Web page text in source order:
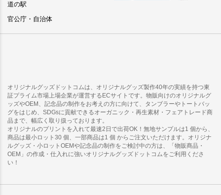
道の駅
官公庁・自治体
オリジナルグッズドットコムは、オリジナルグッズ製作40年の実績を持つ東
証プライム市場上場企業が運営するECサイトです。物販向けのオリジナルグ
ッズやOEM、記念品の制作をお考えの方に向けて、タンブラーやトートバッ
グをはじめ、SDGsに貢献できるオーガニック・再生素材・フェアトレード商
品まで、幅広く取り扱っております。
オリジナルのプリントを入れて最速2日で出荷OK！無地サンプルは1 個から、
商品は最小ロット30 個、一部商品は1 個 からご注文いただけます。オリジナ
ルグッズ・小ロットOEMや記念品の制作をご検討中の方は、「物販商品・
OEM」の作成・仕入れに強いオリジナルグッズドットコムをご利用くださ
い！